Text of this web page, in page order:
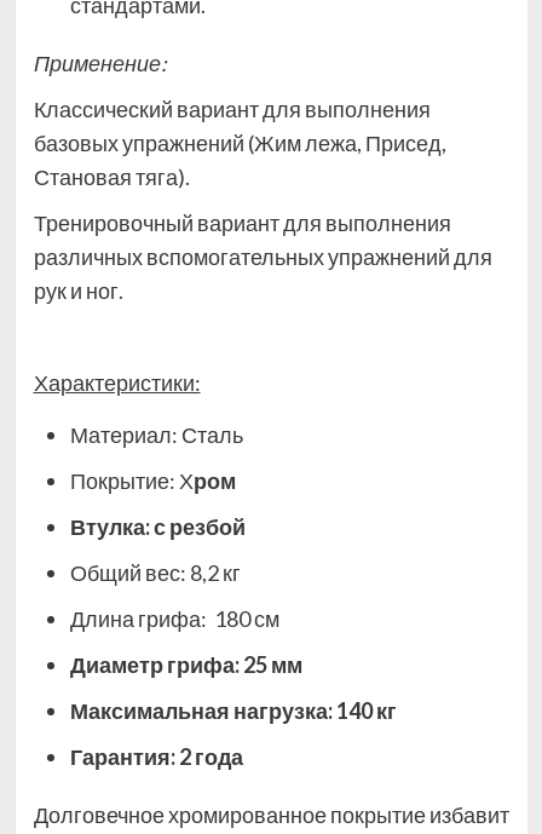
Применение:
Классический вариант для выполнения
базовых упражнений (Жим лежа, Присед,
Становая тяга).
Тренировочный вариант для выполнения
различных вспомогательных упражнений для
рук и ног.
Характеристики:
Материал: Сталь
Покрытие: Хром
Втулка: с резбой
Общий вес: 8,2 кг
Длина грифа: 180 см
Диаметр грифа: 25 мм
Максимальная нагрузка: 140 кг
Гарантия: 2 года
Долговечное хромированное покрытие избавит